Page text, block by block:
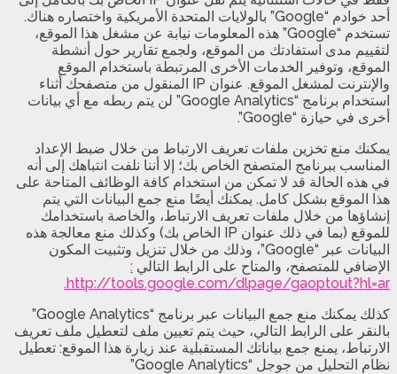
أحد خوادم “Google” بالولايات المتحدة الأمريكية واختصاره هناك.
تستخدم “Google” هذه المعلومات نيابة عن مشغل هذا الموقع،
لتقييم مدى استفادتك من الموقع، ولجمع تقارير حول أنشطة
الموقع، وتوفير الخدمات الأخرى المرتبطة باستخدام الموقع
والإنترنت لمشغل الموقع. عنوان IP المنقول من متصفحك أثناء
استخدام برنامج “Google Analytics” لن يتم ربطه مع أي بيانات
أخرى في حيازة “Google”.
يمكنك منع تخزين ملفات تعريف الارتباط من خلال ضبط الإعداد
المناسب ببرنامج المتصفح الخاص بك؛ إلا أننا نلفت انتباهك إلى أنه
في هذه الحالة قد لا تمكن من استخدام كافة الوظائف المتاحة على
هذا الموقع بشكل كامل. يمكنك أيضًا منع جمع البيانات التي يتم
إنشاؤها من خلال ملفات تعريف الارتباط، والخاصة باستخدامك
للموقع (بما في ذلك عنوان IP الخاص بك) وكذلك منع معالجة هذه
البيانات عبر “Google”، وذلك من خلال تنزيل وتثبيت المكون
الإضافي للمتصفح، والمتاح على الرابط التالي :
http://tools.google.com/dlpage/gaoptout?hl=ar.
كذلك يمكنك منع جمع البيانات عبر برنامج “Google Analytics”
بالنقر على الرابط التالي، حيث يتم تعيين ملف لتعطيل ملف تعريف
الارتباط، يمنع جمع بياناتك المستقبلية عند زيارة هذا الموقع: تعطيل
نظام التحليل من جوجل “Google Analytics”